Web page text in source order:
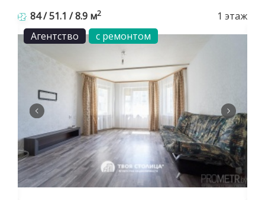
84 / 51.1 / 8.9 м2
1 этаж
Агентство
с ремонтом